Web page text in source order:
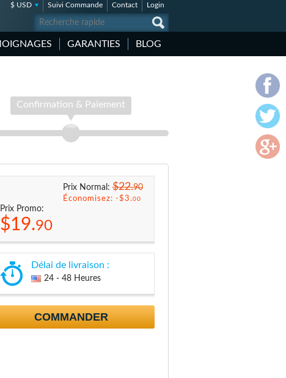
$ USD Suivi Commande Contact Login
GARANTIES BLOG
Confirmation & Paiement
Prix Normal:$22.90
Économisez: -$3.00
Prix Promo:
$19.90
Délai de livraison :
24 - 48 Heures
COMMANDER